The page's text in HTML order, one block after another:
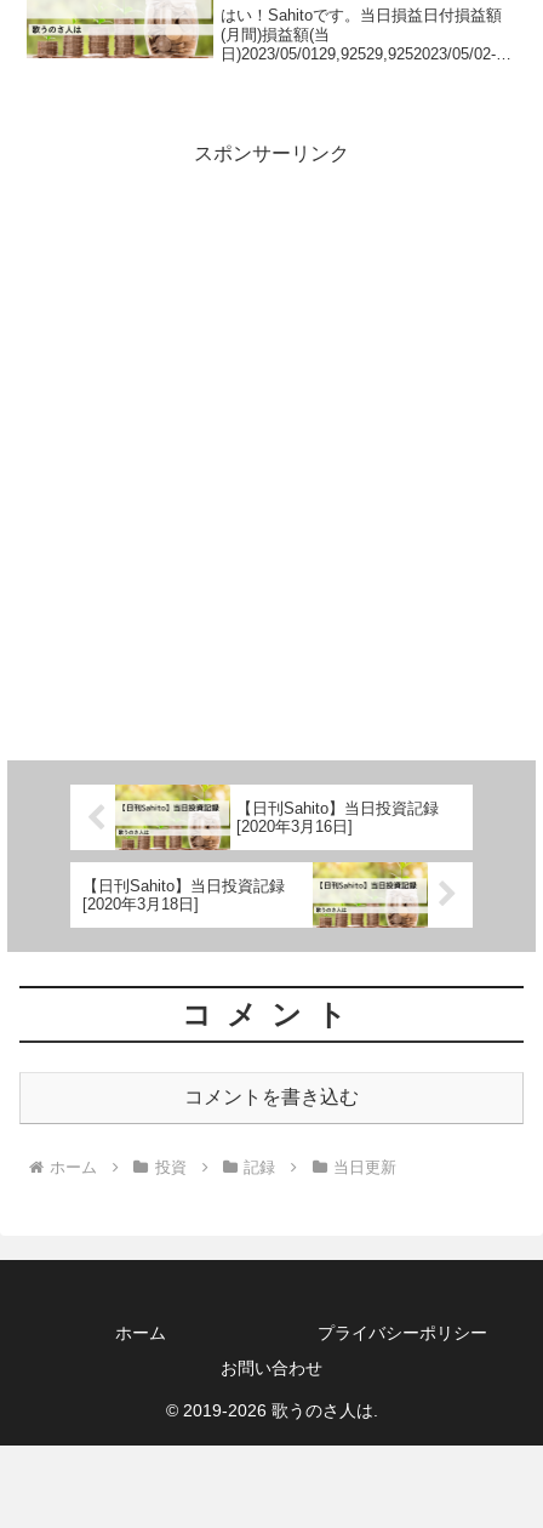
はい！Sahitoです。当日損益日付損益額
(月間)損益額(当
日)2023/05/0129,92529,9252023/05/02-
スポンサーリンク
【日刊Sahito】当日投資記録
[2020年3月16日]
【日刊Sahito】当日投資記録
[2020年3月18日]
コメント
コメントを書き込む
ホーム 投資 記録 当日更新
ホーム
プライバシーポリシー
お問い合わせ
© 2019-2026 歌うのさ人は.